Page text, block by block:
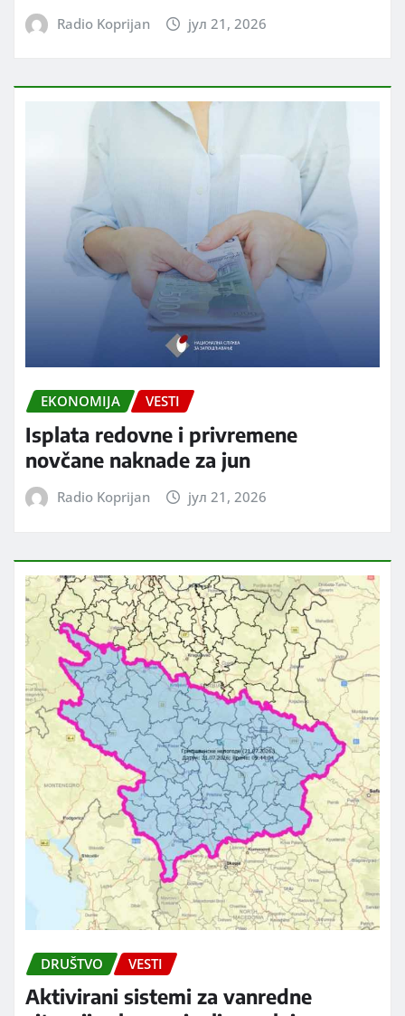
Radio Koprijan јул 21, 2026
EKONOMIJA VESTI
Isplata redovne i privremene
novčane naknade za jun
Radio Koprijan јул 21, 2026
DRUŠTVO VESTI
Aktivirani sistemi za vanredne